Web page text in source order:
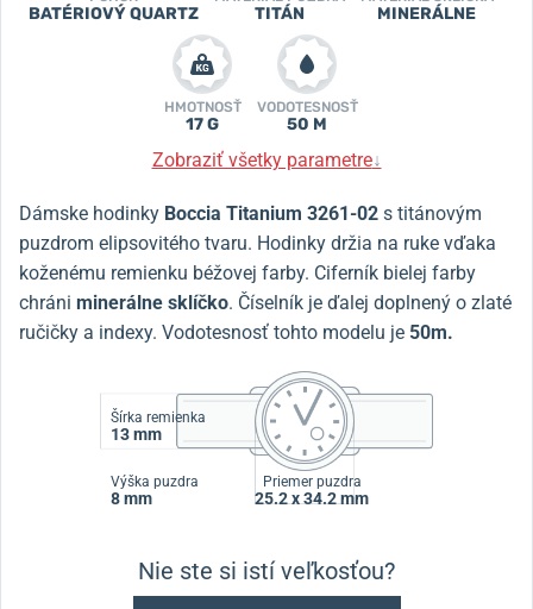
BATÉRIOVÝ QUARTZ TITÁN MINERÁLNE
HMOTNOSŤ
17 G
VODOTESNOSŤ
50 M
Zobraziť všetky parametre↓
Dámske hodinky Boccia Titanium 3261-02 s titánovým
puzdrom elipsovitého tvaru. Hodinky držia na ruke vďaka
koženému remienku béžovej farby. Ciferník bielej farby
chráni minerálne sklíčko. Číselník je ďalej doplnený o zlaté
ručičky a indexy. Vodotesnosť tohto modelu je 50m.
Šírka remienka
13 mm
Výška puzdra
8 mm
Priemer puzdra
25.2 x 34.2 mm
Nie ste si istí veľkosťou?